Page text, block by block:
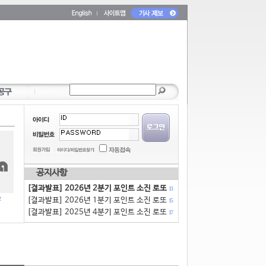
공지사항
[결과발표] 2026년 2분기 포인트 소진 로또 13
[결과발표] 2026년 1분기 포인트 소진 로또 15
[결과발표] 2025년 4분기 포인트 소진 로또 17